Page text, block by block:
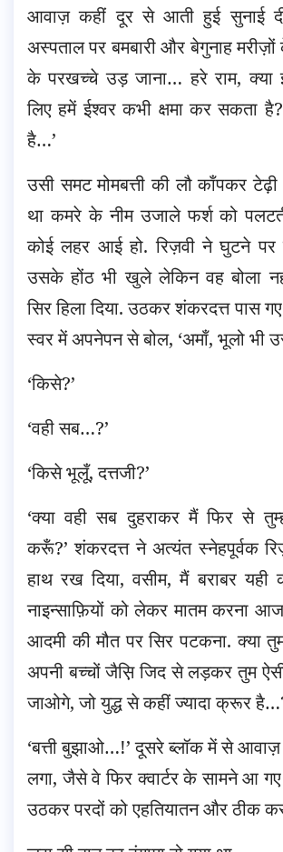
आवाज़ कहीं दूर से आती हुई सुनाई दी,
अस्पताल पर बमबारी और बेगुनाह मरीज़ों
के परखच्चे उड़ जाना… हरे राम,
लिए हमें ईश्वर कभी क्षमा कर सकता
है…’
उसी समट मोमबत्ती की लौ काँपकर
था कमरे के नीम उजाले फर्श को
कोई लहर आई हो. रिज़वी ने घुटने पर
उसके होंठ भी खुले लेकिन वह बोला
सिर हिला दिया. उठकर शंकरदत्त पास
स्वर में अपनेपन से बोल, ‘अमाँ, भूलो भी
‘किसे?’
‘वही सब…?’
‘किसे भूलूँ, दत्तजी?’
‘क्या वही सब दुहराकर मैं फिर से
करूँ?’ शंकरदत्त ने अत्यंत स्नेहपूर्वक
हाथ रख दिया, वसीम, मैं बराबर यही
नाइन्साफ़ियों को लेकर मातम करना
आदमी की मौत पर सिर पटकना. क्या
अपनी बच्चों जैस़ि जिद से लड़कर तुम
जाओगे, जो युद्ध से कहीं ज्यादा क्रूर
‘बत्ती बुझाओ…!’ दूसरे ब्लॉक में से
लगा, जैसे वे फिर क्वार्टर के सामने आ
उठकर परदों को एहतियातन और ठीक